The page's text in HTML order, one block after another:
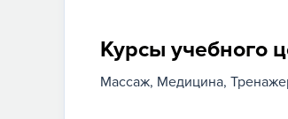
Курсы учебного
Массаж Медицина